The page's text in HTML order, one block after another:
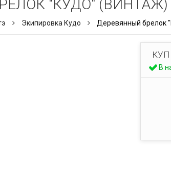
"КУДО" (ВИНТАЖ)
Экипировка Кудо Деревянный брелок
В